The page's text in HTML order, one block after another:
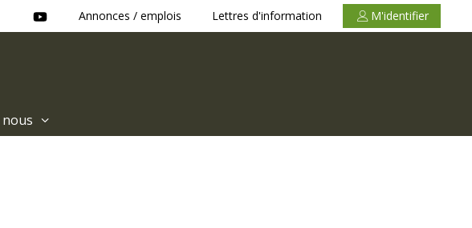
Annonces / emplois Lettres d'information M'identifier